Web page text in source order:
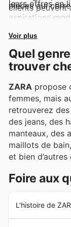
clients peuvent
grâce aux
prospectus et à
en lumière des
attrayantes.
pièces qui
aspirations
nouveautés et
manquer
leurs offres en
Voir plus
Quel
trouver
ZARA propose
femmes, mais
retrouverez
des jeans, des
manteaux, des
maillots de
et bien d’autres
Foire aux
L'histoire de